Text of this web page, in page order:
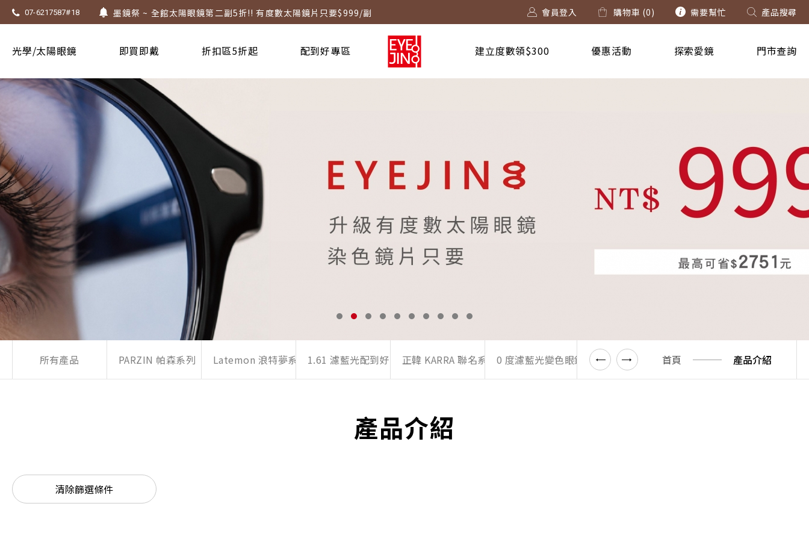
07-6217587#18
墨鏡祭 ~ 全館太陽眼鏡第二副5折!! 有度數太陽鏡片只要$999/副
Super Sale！精選鏡框 6 折起！
上傳處方，建立度數即贈 $300 優惠券！
會員登入 購物車 (0) 需要幫忙 產品搜尋
光學/太陽眼鏡 即買即戴 折扣區5折起 配到好專區 建立度數領$300 優惠活動 探索愛鏡 門市查詢
所有產品 PARZIN 帕森系列 Latemon 浪特夢系列 1.61 濾藍光配到好專區正韓 KARRA 聯名系列0 度濾藍光變色眼鏡 濾藍光變色放大鏡 折扣區(6折起)
首頁 產品介紹
產品介紹
清除篩選條件